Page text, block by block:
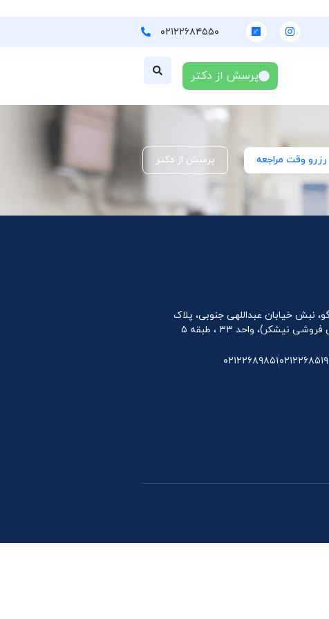
۰۲۱۲۲۶۸۴۵۵۰
پرسش از دکتر
رزرو وقت مراجعه پرسش از دکتر
نبش خیابان عبداللهی جنوبی، پلاک
۰۲۱۲۲۶۸۹۸۵۱